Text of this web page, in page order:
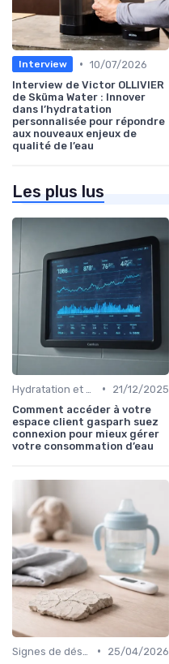
Interview • 10/07/2026
Interview de Victor OLLIVIER
de Sküma Water : Innover
dans l’hydratation
personnalisée pour répondre
aux nouveaux enjeux de
qualité de l’eau
Les plus lus
•
21/12/2025
Comment accéder à votre
espace client gasparh suez
connexion pour mieux gérer
votre consommation d’eau
•
25/04/2026